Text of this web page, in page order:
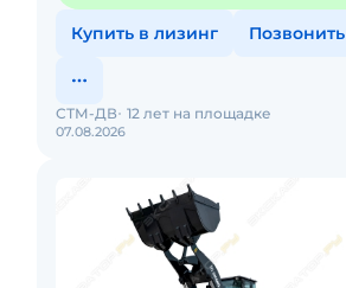
Купить в лизинг Позвонить
07.08.2026
СТМ-ДВ 12 лет на площадке